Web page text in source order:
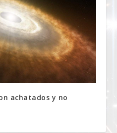
achatados y no